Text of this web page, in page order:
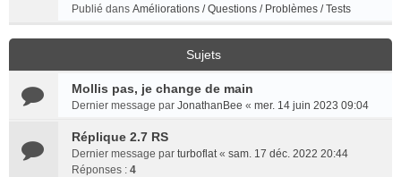
Publié dans Améliorations / Questions / Problèmes / Tests
Sujets
Mollis pas, je change de main
Dernier message par JonathanBee « mer. 14 juin 2023 09:04
Réplique 2.7 RS
Dernier message par turboflat« sam. 17 déc. 2022 20:44
Réponses : 4